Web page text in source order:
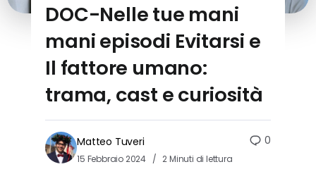
DOC-Nelle tue mani
mani episodi Evitarsi e
Il fattore umano:
trama, cast e curiosità
Matteo Tuveri
15 Febbraio 2024 2 Minuti di lettura
0